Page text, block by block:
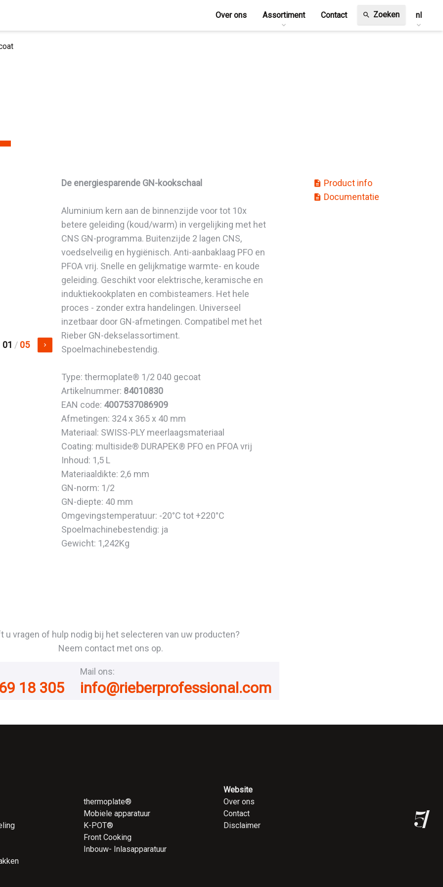
Over ons Assortiment Contact Zoeken
search nl
01 / 05 keyboard_arrow_right
De energiesparende GN-kookschaal
Aluminium kern aan de binnenzijde voor tot 10x
betere geleiding (koud/warm) in vergelijking met het
CNS GN-programma. Buitenzijde 2 lagen CNS,
voedselveilig en hygiënisch. Anti-aanbaklaag PFO en
PFOA vrij. Snelle en gelijkmatige warmte- en koude
geleiding. Geschikt voor elektrische, keramische en
induktiekookplaten en combisteamers. Het hele
proces - zonder extra handelingen. Universeel
inzetbaar door GN-afmetingen. Compatibel met het
Rieber GN-dekselassortiment.
Spoelmachinebestendig.
Type: thermoplate® 1/2 040 gecoat
Artikelnummer: 84010830
EAN code: 4007537086909
Afmetingen: 324 x 365 x 40 mm
Materiaal: SWISS-PLY meerlaagsmateriaal
Coating: multiside® DURAPEK® PFO en PFOA vrij
Inhoud: 1,5 L
Materiaaldikte: 2,6 mm
GN-norm: 1/2
GN-diepte: 40 mm
Omgevingstemperatuur: -20°C tot +220°C
Spoelmachinebestendig: ja
Gewicht: 1,242Kg
description Product info
description Documentatie
u vragen of hulp nodig bij het selecteren van uw producten?
Neem contact met ons op.
18 305
Mail ons:
info@rieberprofessional.com
thermoplate®
Mobiele apparatuur
K-POT®
Front Cooking
Inbouw- Inlasapparatuur
Website
Over ons
Contact
Disclaimer